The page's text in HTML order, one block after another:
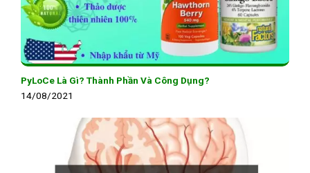
PyLoCe Là Gì? Thành Phần Và Công Dụng?
14/08/2021